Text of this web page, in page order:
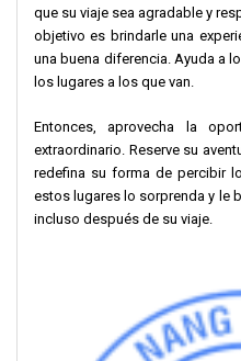
que su viaje sea agradable y
objetivo es brindarle una
una buena diferencia. Ayuda a
los lugares a los que van.
Entonces, aprovecha la
extraordinario. Reserve su
redefina su forma de percibir
estos lugares lo sorprenda y le
incluso después de su viaje.